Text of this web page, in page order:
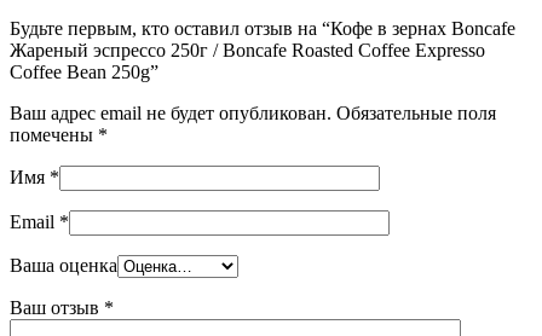
Будьте первым, кто оставил отзыв на “Кофе в зернах Boncafe
Жареный эспрессо 250г / Boncafe Roasted Coffee Expresso
Coffee Bean 250g”
Ваш адрес email не будет опубликован. Обязательные поля
помечены *
Имя *
Email *
Ваша оценка
Ваш отзыв *